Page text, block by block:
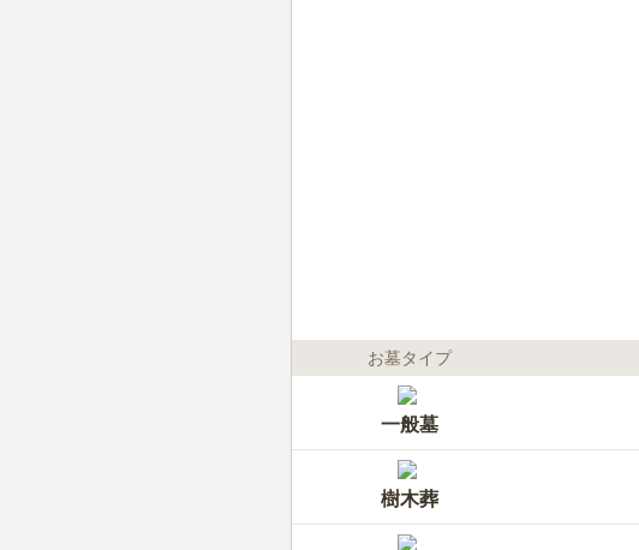
お墓タイプ
一般墓
樹木葬